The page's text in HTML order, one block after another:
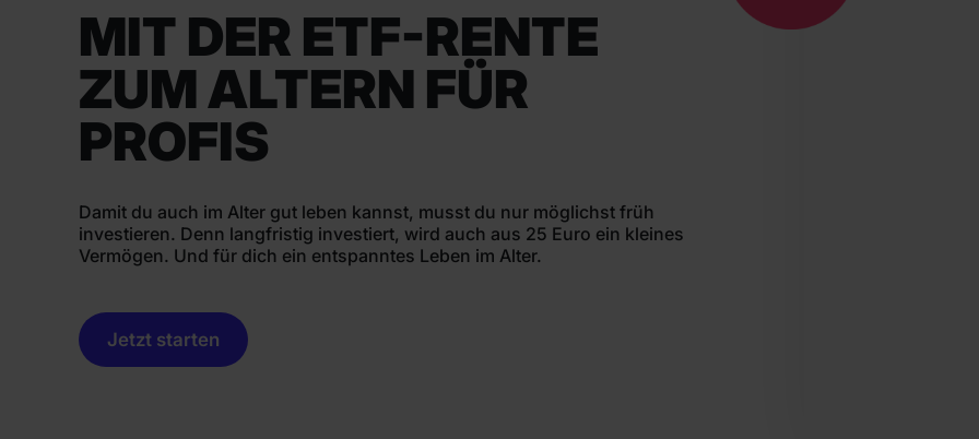
MIT DER ETF-RENTE
ZUM ALTERN FÜR
PROFIS
Damit du auch im Alter gut leben kannst, musst du nur möglichst früh
investieren. Denn langfristig investiert, wird auch aus 25 Euro ein kleines
Vermögen. Und für dich ein entspanntes Leben im Alter.
Jetzt starten